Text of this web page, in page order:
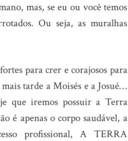
mas, se eu ou você temos
Ou seja, as muralhas
para crer e corajosos para
tarde a Moisés e a Josué…
que iremos possuir a Terra
é apenas o corpo saudável, a
profissional, A TERRA